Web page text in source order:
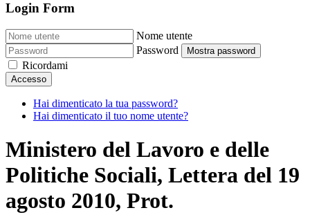
Login Form
Nome utente
Password
Mostra password
Ricordami
Accesso
Hai dimenticato la tua password?
Hai dimenticato il tuo nome utente?
Ministero del Lavoro e delle
Politiche Sociali, Lettera del 19
agosto 2010, Prot.